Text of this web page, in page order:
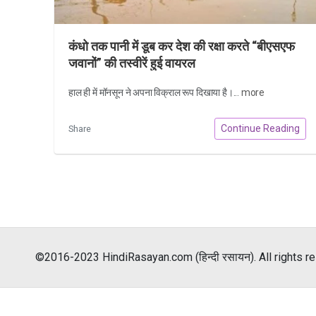
कंधो तक पानी में डूब कर देश की रक्षा करते “बीएसएफ
जवानों” की तस्वीरें हुई वायरल
हाल ही में मॉनसून ने अपना विक्राल रूप दिखाया है।... more
Share Continue Reading
©2016-2023 HindiRasayan.com (हिन्दी रसायन). All rights